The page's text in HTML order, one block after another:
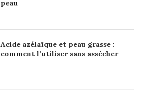
peau
Acide azélaïque et peau grasse :
comment l’utiliser sans assécher